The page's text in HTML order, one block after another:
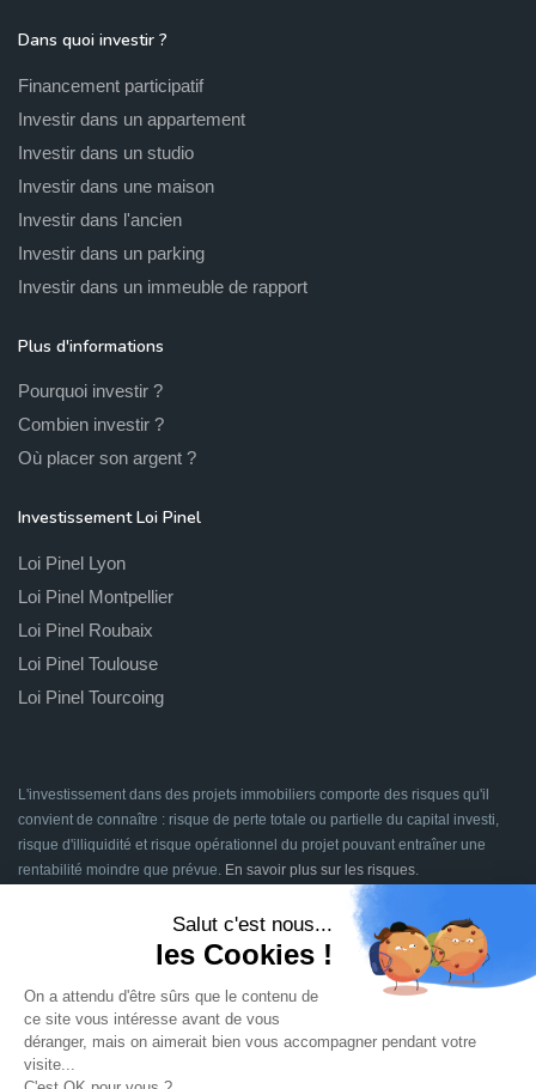
Dans quoi investir ?
Financement participatif
Investir dans un appartement
Investir dans un studio
Investir dans une maison
Investir dans l'ancien
Investir dans un parking
Investir dans un immeuble de rapport
Plus d'informations
Pourquoi investir ?
Combien investir ?
Où placer son argent ?
Investissement Loi Pinel
Loi Pinel Lyon
Loi Pinel Montpellier
Loi Pinel Roubaix
Loi Pinel Toulouse
Loi Pinel Tourcoing
L'investissement dans des projets immobiliers comporte des risques qu'il
convient de connaître : risque de perte totale ou partielle du capital investi,
risque d'illiquidité et risque opérationnel du projet pouvant entraîner une
rentabilité moindre que prévue. En savoir plus sur les risques.
Signatures en ligne assurées par